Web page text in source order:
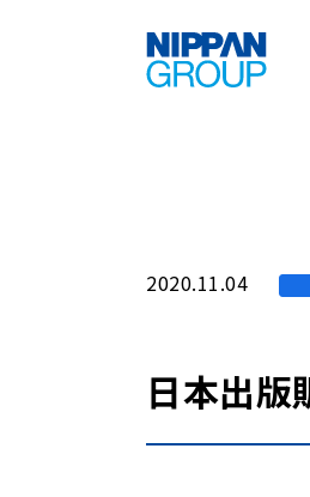
2020.11.04
日本出版